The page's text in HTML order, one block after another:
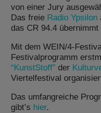
von einer Jury
Das freie Radio Ypsilon
das CR 94.4
Mit dem WEIN/4-
Festivalprogramm
“KunstStoff” der
Viertelfestival
Das umfangreiche
gibt’s hier.